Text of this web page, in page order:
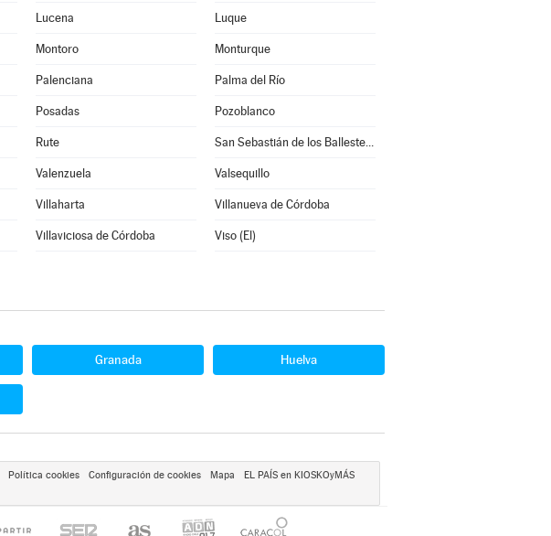
Lucena Luque
Montoro Monturque
Palenciana Palma del Río
Posadas Pozoblanco
Rute San Sebastián de los Ballesteros
Valenzuela Valsequillo
Villaharta Villanueva de Córdoba
Villaviciosa de Córdoba Viso (El)
Granada Huelva
Política cookies Configuración de cookies Mapa
EL PAÍS en KIOSKOyMÁS